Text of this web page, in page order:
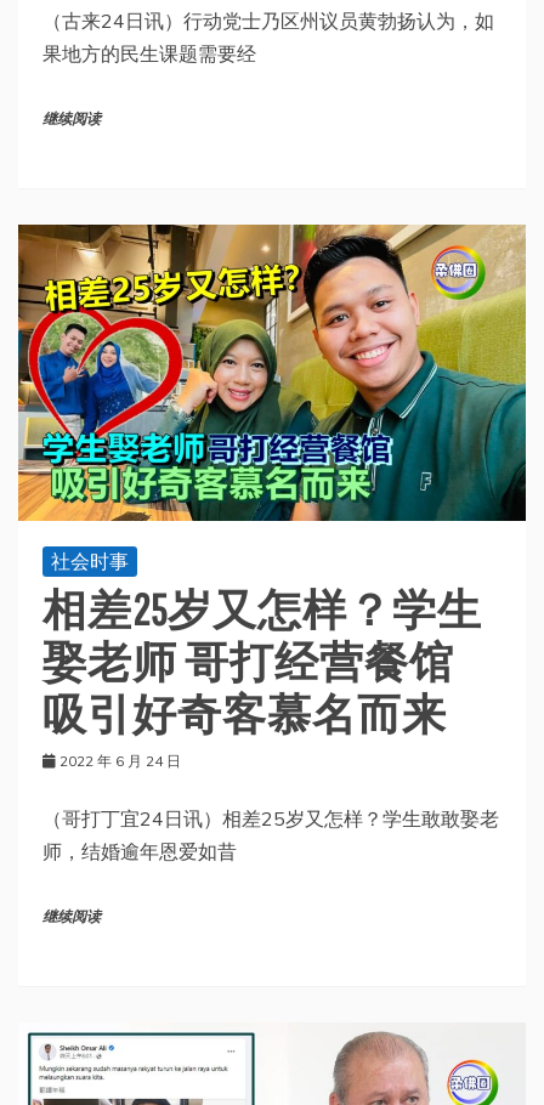
（古来24日讯）行动党士乃区州议员黄勃扬认为，如
果地方的民生课题需要经
继续阅读
社会时事
相差25岁又怎样？学生
娶老师 哥打经营餐馆
吸引好奇客慕名而来
2022 年 6 月 24 日
（哥打丁宜24日讯）相差25岁又怎样？学生敢敢娶老
师，结婚逾年恩爱如昔
继续阅读